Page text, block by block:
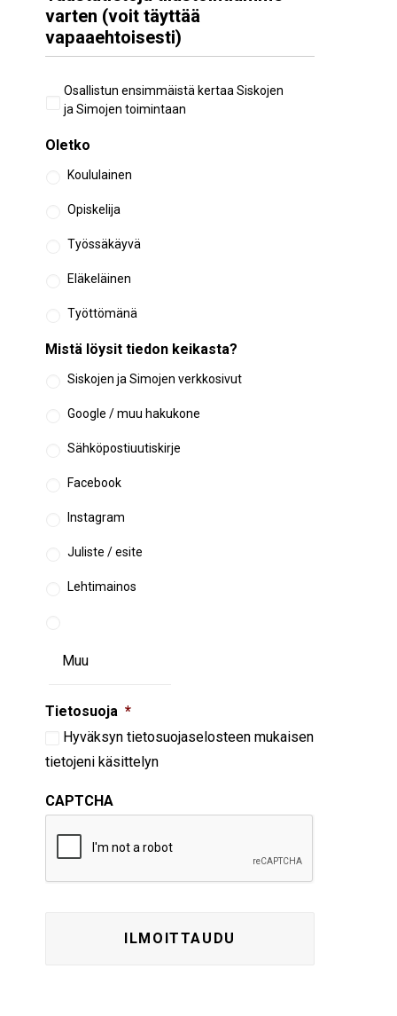
varten (voit täyttää
vapaaehtoisesti)
Aiempi
osallistuminen
Osallistun ensimmäistä kertaa Siskojen
ja Simojen toimintaan
Oletko
Koululainen
Opiskelija
Työssäkäyvä
Eläkeläinen
Työttömänä
Mistä löysit tiedon keikasta?
Siskojen ja Simojen verkkosivut
Google / muu hakukone
Sähköpostiuutiskirje
Facebook
Instagram
Juliste / esite
Lehtimainos
Tietosuoja *
Hyväksyn tietosuojaselosteen mukaisen
tietojeni käsittelyn
CAPTCHA